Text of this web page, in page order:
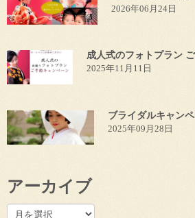
2026年06月24日
成人式のフォトプラン
2025年11月11日
ブライダルキャン
2025年09月28日
アーカイブ